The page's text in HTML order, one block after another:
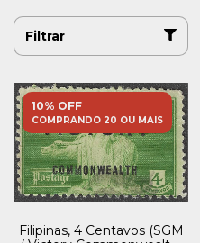
Filtrar
10% OFF
COMPRANDO 20 OU MAIS
Filipinas, 4 Centavos (SGM